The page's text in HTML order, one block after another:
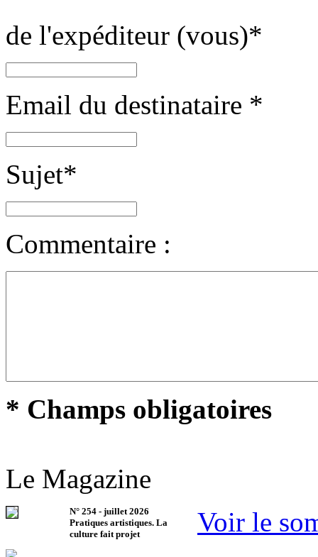
de l'expéditeur (vous)*
Email du destinataire *
Sujet*
Commentaire :
* Champs obligatoires
Le Magazine
N° 254 - juillet 2026
Pratiques artistiques. La
culture fait projet
Voir le